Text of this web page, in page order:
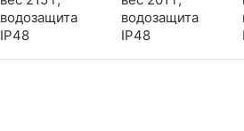
водозащита
IP48
водозащита
IP48